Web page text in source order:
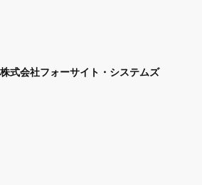
株式会社フォーサイト・システムズ